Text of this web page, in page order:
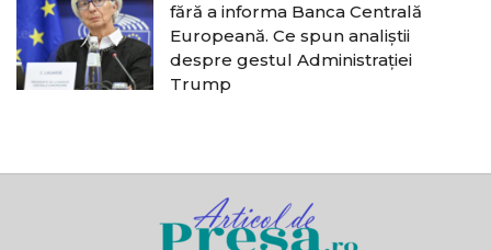
fără a informa Banca Centrală
Europeană. Ce spun analiștii
despre gestul Administrației
Trump